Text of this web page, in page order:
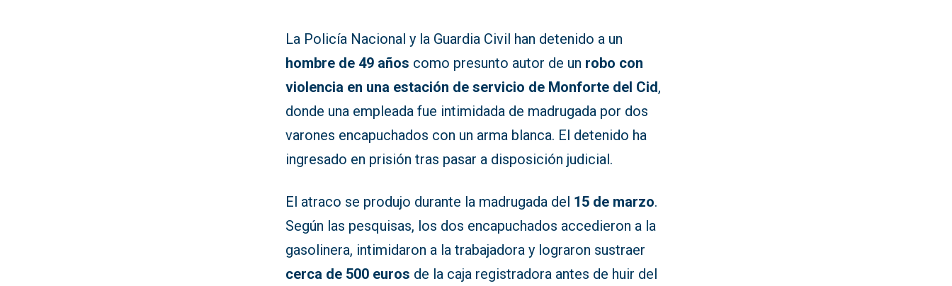
La Policía Nacional y la Guardia Civil han detenido a un
hombre de 49 años como presunto autor de un robo con
violencia en una estación de servicio de Monforte del Cid,
donde una empleada fue intimidada de madrugada por dos
varones encapuchados con un arma blanca. El detenido ha
ingresado en prisión tras pasar a disposición judicial.
El atraco se produjo durante la madrugada del 15 de marzo.
Según las pesquisas, los dos encapuchados accedieron a la
gasolinera, intimidaron a la trabajadora y lograron sustraer
cerca de 500 euros de la caja registradora antes de huir del